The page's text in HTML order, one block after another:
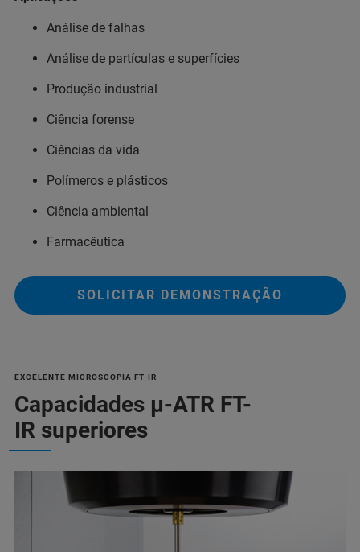
Análise de falhas
Análise de partículas e superfícies
Produção industrial
Ciência forense
Ciências da vida
Polímeros e plásticos
Ciência ambiental
Farmacêutica
SOLICITAR DEMONSTRAÇÃO
EXCELENTE MICROSCOPIA FT-IR
Capacidades μ-ATR FT-
IR superiores